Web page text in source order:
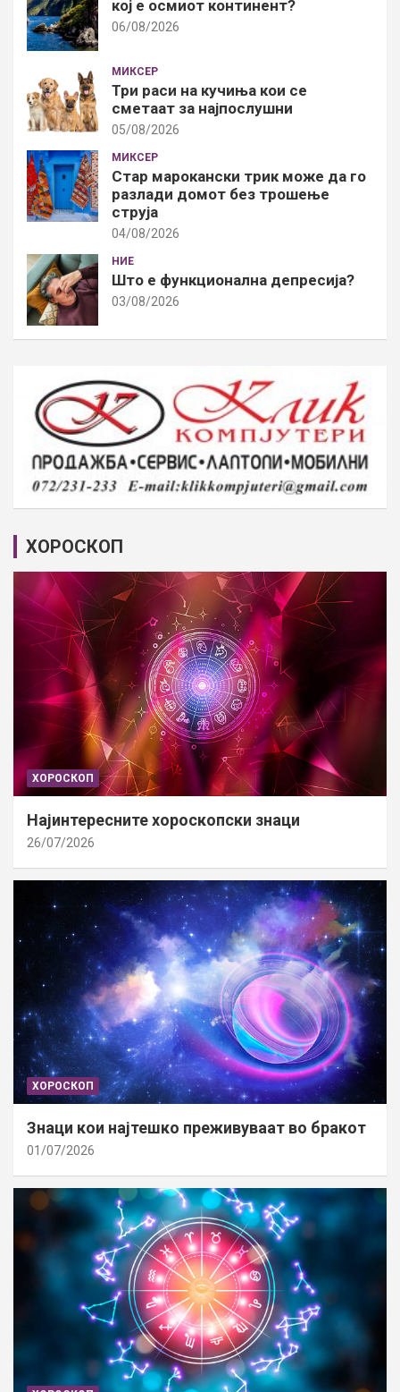
кој е осмиот континент?
06/08/2026
МИКСЕР
Три раси на кучиња кои се
сметаат за најпослушни
05/08/2026
МИКСЕР
Стар марокански трик може да го
разлади домот без трошење
струја
04/08/2026
НИЕ
Што е функционална депресија?
03/08/2026
ХОРОСКОП
ХОРОСКОП
Најинтересните хороскопски знаци
26/07/2026
ХОРОСКОП
Знаци кои најтешко преживуваат во бракот
01/07/2026